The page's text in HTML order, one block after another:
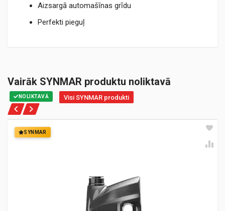
Aizsargā automašīnas grīdu
Perfekti pieguļ
Vairāk SYNMAR produktu noliktavā
NOLIKTAVĀ Visi SYNMAR produkti
SYNMAR